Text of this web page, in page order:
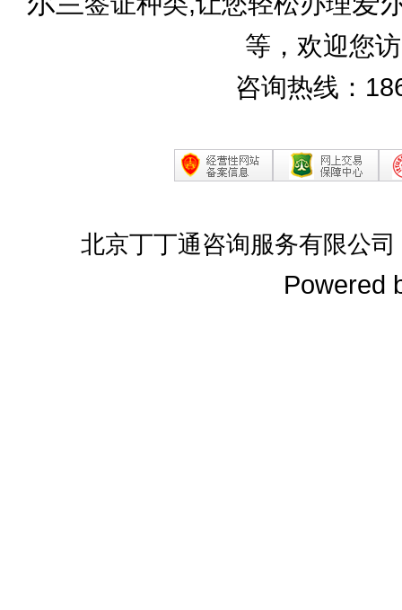
等，欢迎您
咨询热线：
北京丁丁通咨询服务有限公
Powered